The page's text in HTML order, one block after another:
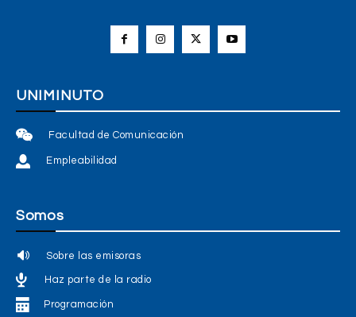
UNIMINUTO
Facultad de Comunicación
Empleabilidad
Somos
Sobre las emisoras
Haz parte de la radio
Programación